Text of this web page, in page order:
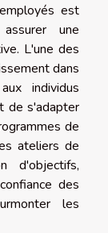
est
une
L'une des
dans
individus
de s'adapter
de
ateliers de
d'objectifs,
des
les